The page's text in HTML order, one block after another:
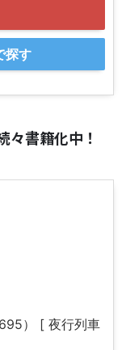
探す
々書籍化中！
） [ 夜行列車